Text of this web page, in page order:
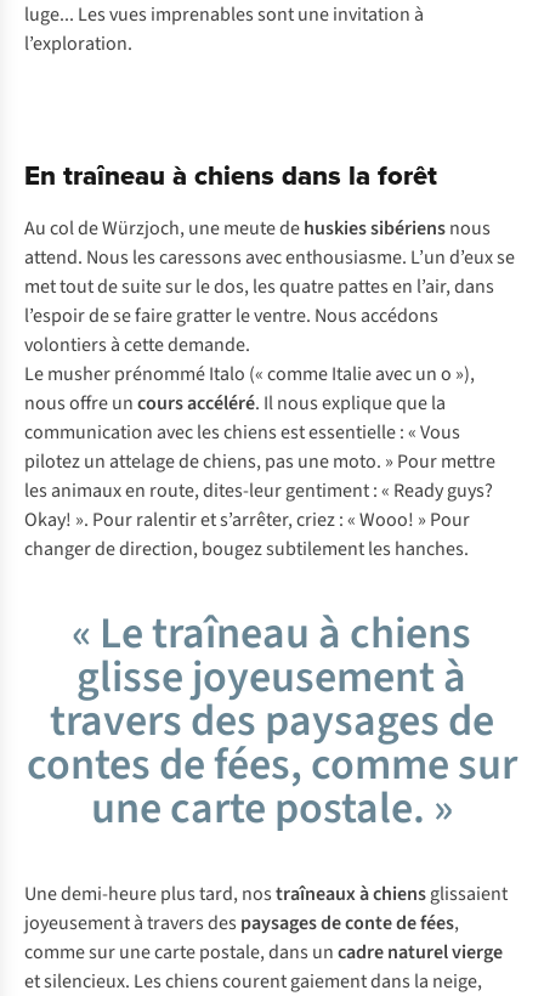
luge... Les vues imprenables sont une invitation à
l’exploration.
En traîneau à chiens dans la forêt
Au col de Würzjoch, une meute dehuskies sibériensnous
attend. Nous les caressons avec enthousiasme. L’un d’eux se
met tout de suite sur le dos, les quatre pattes en l’air, dans
l’espoir de se faire gratter le ventre. Nous accédons
volontiers à cette demande.
Le musher prénommé Italo (« comme Italie avec un o »),
nous offre uncours accéléré. Il nous explique que la
communication avec les chiens est essentielle : « Vous
pilotez un attelage de chiens, pas une moto. » Pour mettre
les animaux en route, dites-leur gentiment : « Ready guys?
Okay! ». Pour ralentir et s’arrêter, criez :« Wooo! » Pour
changer de direction, bougez subtilement les hanches.
« Le traîneau à chiens
glisse joyeusement à
travers des paysages de
contes de fées, comme sur
une carte postale. »
Une demi-heure plus tard, nostraîneaux à chiensglissaient
joyeusement à travers des paysages de conte de fées,
comme sur une carte postale, dans uncadre naturel vierge
et silencieux. Les chiens courent gaiement dans la neige,